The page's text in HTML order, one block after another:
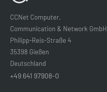
CCNet Computer,
Communication & Network GmbH
Philipp-Reis-Straße 4
35398 Gießen
Deutschland
+49 641 97908-0